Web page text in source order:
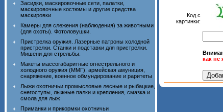
Засидки, маскировочные сети, палатки,
маскировочные костюмы и другие средства
маскировки
Камеры для слежения (наблюдения) за животными
(для охоты). Фотоловушки.
Пристрелка оружия. Лазерные патроны холодной
пристрелки. Станки и подставки для пристрелки.
Мишени для стрельбы.
Макеты массогабаритные огнестрельного и
холодного оружия (ММГ), армейская амуниция,
снаряжение, военное обмундирование и раритеты
Лыжи охотничьи промысловые лесные и рыбацкие,
снегоступы, лыжные палки и крепления, смазка и
смола для лыж
Приманки и прикормки охотничьи
Код с
картинки:
как не